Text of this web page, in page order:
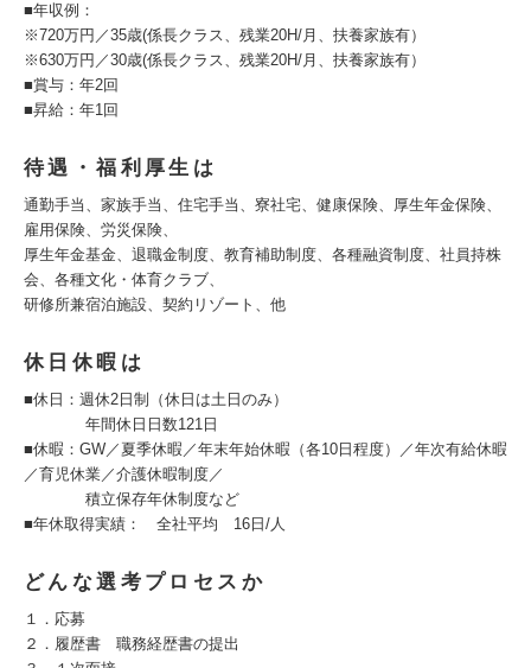
■年収例：
※720万円／35歳(係長クラス、残業20H/月、扶養家族有）
※630万円／30歳(係長クラス、残業20H/月、扶養家族有）
■賞与：年2回
■昇給：年1回
待遇・福利厚生は
通勤手当、家族手当、住宅手当、寮社宅、健康保険、厚生年金保険、
雇用保険、労災保険、
厚生年金基金、退職金制度、教育補助制度、各種融資制度、社員持株
会、各種文化・体育クラブ、
研修所兼宿泊施設、契約リゾート、他
休日休暇は
■休日：週休2日制（休日は土日のみ）
年間休日日数121日
■休暇：GW／夏季休暇／年末年始休暇（各10日程度）／年次有給休暇
／育児休業／介護休暇制度／
積立保存年休制度など
■年休取得実績： 全社平均 16日/人
どんな選考プロセスか
１．応募
２．履歴書 職務経歴書の提出